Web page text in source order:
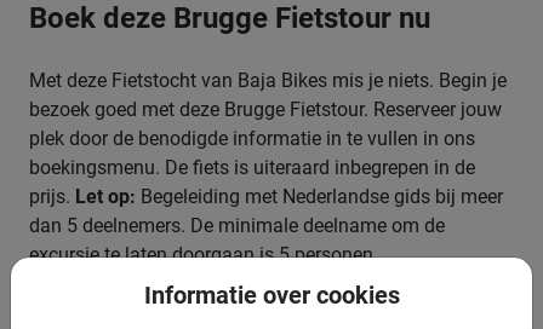
Informatie over cookies
Boek deze Brugge Fietstour nu
Met deze Fietstocht van Baja Bikes mis je niets. Begin je
bezoek goed met deze Brugge Fietstour. Reserveer jouw
plek door de benodigde informatie in te vullen in ons
boekingsmenu. De fiets is uiteraard inbegrepen in de
prijs. Let op: Begeleiding met Nederlandse gids bij meer
dan 5 deelnemers. De minimale deelname om de
excursie te laten doorgaan is 5 personen.